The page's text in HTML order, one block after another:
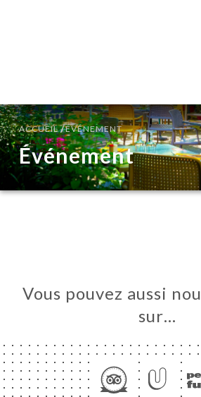
ACCUEIL/ÉVÉNEMENT
Événement
Vous pouvez aussi
sur…